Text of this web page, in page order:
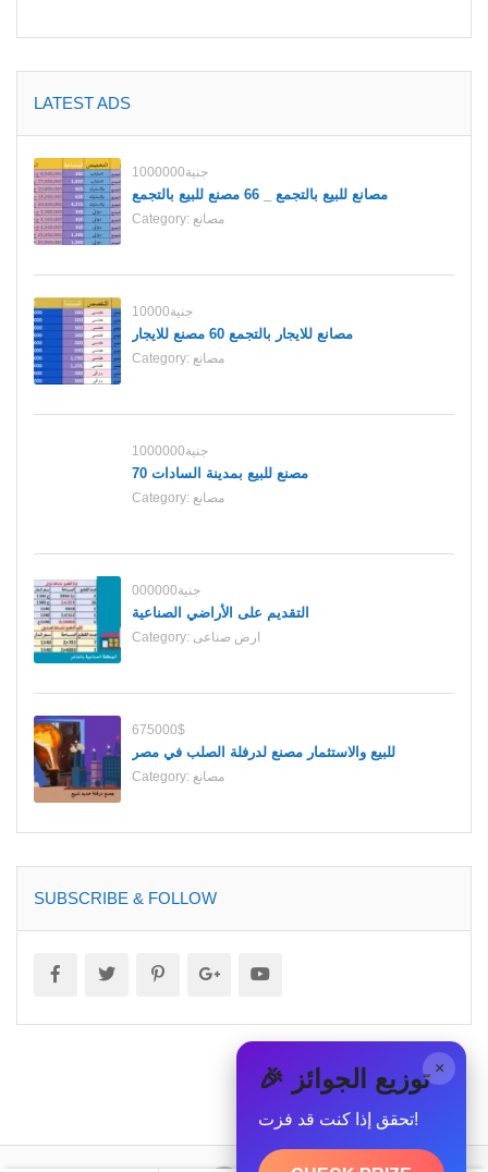
LATEST ADS
1000000جنية
مصانع للبيع بالتجمع _ 66 مصنع للبيع بالتجمع
Category: مصانع
10000جنية
مصانع للايجار بالتجمع 60 مصنع للايجار
Category: مصانع
1000000جنية
70 مصنع للبيع بمدينة السادات
Category: مصانع
000000جنية
التقديم على الأراضي الصناعية
Category: ارض صناعى
675000$
للبيع والاستثمار مصنع لدرفلة الصلب في مصر
Category: مصانع
SUBSCRIBE & FOLLOW
× 🎉 توزيع الجوائز
تحقق إذا كنت قد فزت!